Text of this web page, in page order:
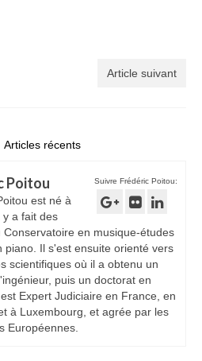
Article suivant
Articles récents
Suivre Frédéric Poitou:
Poitou
est né à
y a fait des
Conservatoire en musique-études
piano. Il s'est ensuite orienté vers
scientifiques où il a obtenu un
puis un doctorat en
Expert Judiciaire en France, en
à Luxembourg, et agrée par les
Européennes.